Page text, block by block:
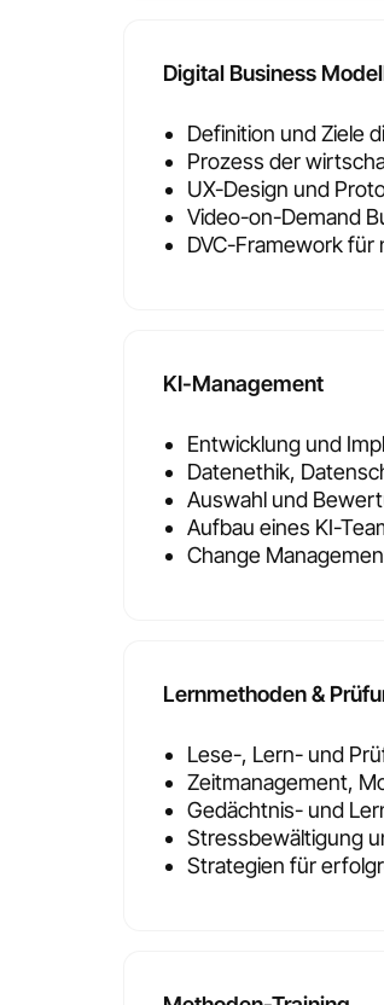
Digital Business
Definition und Ziele
Prozess der
UX-Design und
Video-on-Demand
DVC-Framework für
KI-Management
Entwicklung und
Datenethik,
Auswahl und
Aufbau eines KI-
Change
Lernmethoden &
Lese-, Lern- und
Zeitmanagement,
Gedächtnis- und
Stressbewältigung
Strategien für